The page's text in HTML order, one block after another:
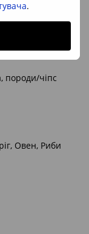
.
породи/чіпс
Овен, Риби